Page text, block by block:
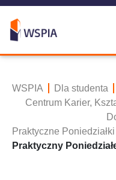
WSPIA
Dla studenta
Centrum Karier,
Praktyczne Poniedziałki
Praktyczny